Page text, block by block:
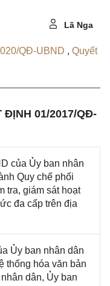
Lã Nga
QĐ-UBND , Quyết
ĐỊNH 01/2017/QĐ-
của Ủy ban nhân
Quy chế phối
tra, giám sát hoạt
đa cấp trên địa
Ủy ban nhân dân
thống hóa văn bản
dân, Ủy ban